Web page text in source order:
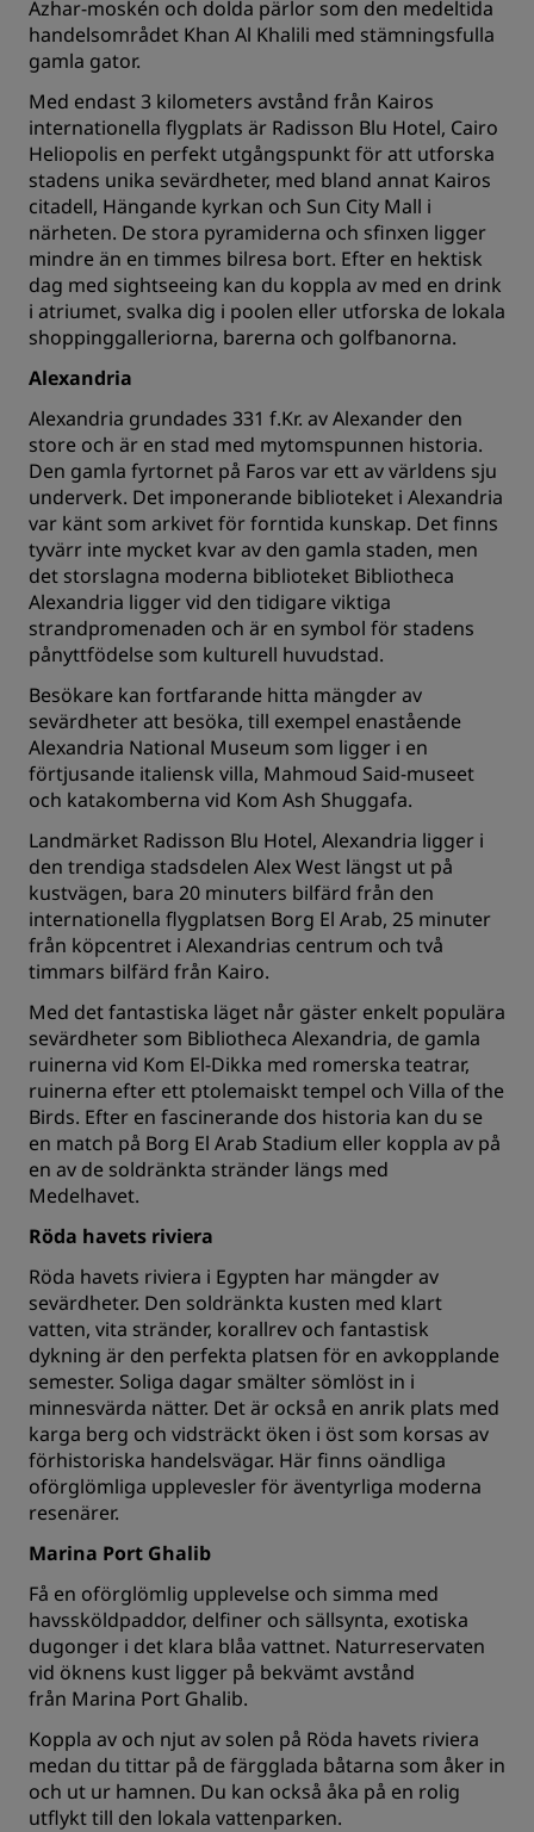
Azhar-moskén och dolda pärlor som den medeltida
handelsområdet Khan Al Khalili med stämningsfulla
gamla gator.
Med endast 3 kilometers avstånd från Kairos
internationella flygplats är Radisson Blu Hotel, Cairo
Heliopolis en perfekt utgångspunkt för att utforska
stadens unika sevärdheter, med bland annat Kairos
citadell, Hängande kyrkan och Sun City Mall i
närheten. De stora pyramiderna och sfinxen ligger
mindre än en timmes bilresa bort. Efter en hektisk
dag med sightseeing kan du koppla av med en drink
i atriumet, svalka dig i poolen eller utforska de lokala
shoppinggalleriorna, barerna och golfbanorna.
Alexandria
Alexandria grundades 331 f.Kr. av Alexander den
store och är en stad med mytomspunnen historia.
Den gamla fyrtornet på Faros var ett av världens sju
underverk. Det imponerande biblioteket i Alexandria
var känt som arkivet för forntida kunskap. Det finns
tyvärr inte mycket kvar av den gamla staden, men
det storslagna moderna biblioteket Bibliotheca
Alexandria ligger vid den tidigare viktiga
strandpromenaden och är en symbol för stadens
pånyttfödelse som kulturell huvudstad.
Besökare kan fortfarande hitta mängder av
sevärdheter att besöka, till exempel enastående
Alexandria National Museum som ligger i en
förtjusande italiensk villa, Mahmoud Said-museet
och katakomberna vid Kom Ash Shuggafa.
Landmärket Radisson Blu Hotel, Alexandria ligger i
den trendiga stadsdelen Alex West längst ut på
kustvägen, bara 20 minuters bilfärd från den
internationella flygplatsen Borg El Arab, 25 minuter
från köpcentret i Alexandrias centrum och två
timmars bilfärd från Kairo.
Med det fantastiska läget når gäster enkelt populära
sevärdheter som Bibliotheca Alexandria, de gamla
ruinerna vid Kom El-Dikka med romerska teatrar,
ruinerna efter ett ptolemaiskt tempel och Villa of the
Birds. Efter en fascinerande dos historia kan du se
en match på Borg El Arab Stadium eller koppla av på
en av de soldränkta stränder längs med
Medelhavet.
Röda havets riviera
Röda havets riviera i Egypten har mängder av
sevärdheter. Den soldränkta kusten med klart
vatten, vita stränder, korallrev och fantastisk
dykning är den perfekta platsen för en avkopplande
semester. Soliga dagar smälter sömlöst in i
minnesvärda nätter. Det är också en anrik plats med
karga berg och vidsträckt öken i öst som korsas av
förhistoriska handelsvägar. Här finns oändliga
oförglömliga upplevesler för äventyrliga moderna
resenärer.
Marina Port Ghalib
Få en oförglömlig upplevelse och simma med
havssköldpaddor, delfiner och sällsynta, exotiska
dugonger i det klara blåa vattnet. Naturreservaten
vid öknens kust ligger på bekvämt avstånd
från Marina Port Ghalib.
Koppla av och njut av solen på Röda havets riviera
medan du tittar på de färgglada båtarna som åker in
och ut ur hamnen. Du kan också åka på en rolig
utflykt till den lokala vattenparken.